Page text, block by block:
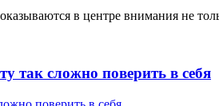
в центре внимания не
так сложно поверить в себя